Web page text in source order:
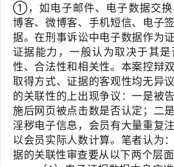
①，如电子邮件、电子数据交换
博客、微博客、手机短信、电子
据。在刑事诉讼中电子数据作为
证据能力，一般认为取决于其
性、合法性和相关性。本案控辩
取得方式、证据的客观性均无异
的关联性的上出现争议：一是被
施后网页被点击数是否认定；二
淫秽电子信息，会员有大量重复
以会员实际人数计算。笔者认为
据的关联性审查要从以下两个层面